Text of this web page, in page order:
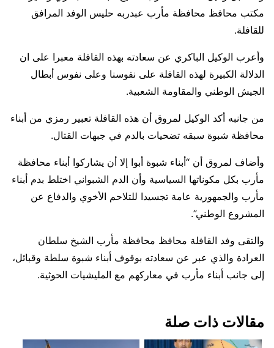
مكتب محافظ محافظة مأرب عبدربه حليس الوفد المرافق
للقافلة.
وأعرب الوكيل الباكري عن سعادته بهذه القافلة معبرا على ان
الدلالة الكبيرة لهذه القافلة على نفوسنا وعلى نفوس أبطال
الجيش الوطني والمقاومة الشعبية.
من جانبه أكد الوكيل لمروق أن هذه القافلة تعبير رمزي من أبناء
محافظة شبوة سبقه تضحيات بالدم في جبهات القتال.
وأضاف لمروق أن “أبناء شبوة أبوا إلا أن يشاركوا أبناء محافظة
مأرب بكل مكوناتها السياسية وأن الدم الشبواني اختلط بدم أبناء
مأرب والجمهورية عامة تجسيدا للتلاحم الأخوي والدفاع عن
المشروع الوطني”.
والتقى وفد القافلة محافظ محافظة مأرب الشيخ سلطان
العرادة والذي عبر عن سعادته بوقوف أبناء شبوة سلطة وقبائل،
إلى جانب أبناء مأرب في معاركهم مع المليشيات الحوثية.
مقالات ذات صلة